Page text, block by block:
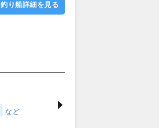
釣り船詳細を見る